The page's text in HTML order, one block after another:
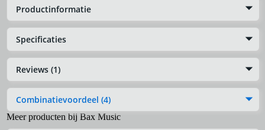
Productinformatie
Specificaties
Reviews (1)
Combinatievoordeel (4)
Meer producten bij Bax Music